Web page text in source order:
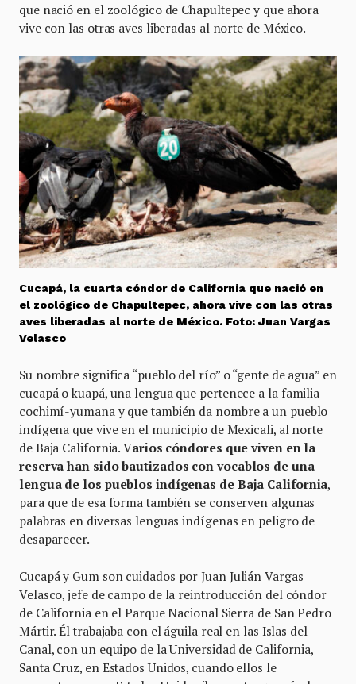
que nació en el zoológico de Chapultepec y que ahora
vive con las otras aves liberadas al norte de México.
Cucapá, la cuarta cóndor de California que nació en
el zoológico de Chapultepec, ahora vive con las otras
aves liberadas al norte de México. Foto: Juan Vargas
Velasco
Su nombre significa “pueblo del río” o “gente de agua” en
cucapá o kuapá, una lengua que pertenece a la familia
cochimí-yumana y que también da nombre a un pueblo
indígena que vive en el municipio de Mexicali, al norte
de Baja California. Varios cóndores que viven en la
reserva han sido bautizados con vocablos de una
lengua de los pueblos indígenas de Baja California,
para que de esa forma también se conserven algunas
palabras en diversas lenguas indígenas en peligro de
desaparecer.
Cucapá y Gum son cuidados por Juan Julián Vargas
Velasco, jefe de campo de la reintroducción del cóndor
de California en el Parque Nacional Sierra de San Pedro
Mártir. Él trabajaba con el águila real en las Islas del
Canal, con un equipo de la Universidad de California,
Santa Cruz, en Estados Unidos, cuando ellos le